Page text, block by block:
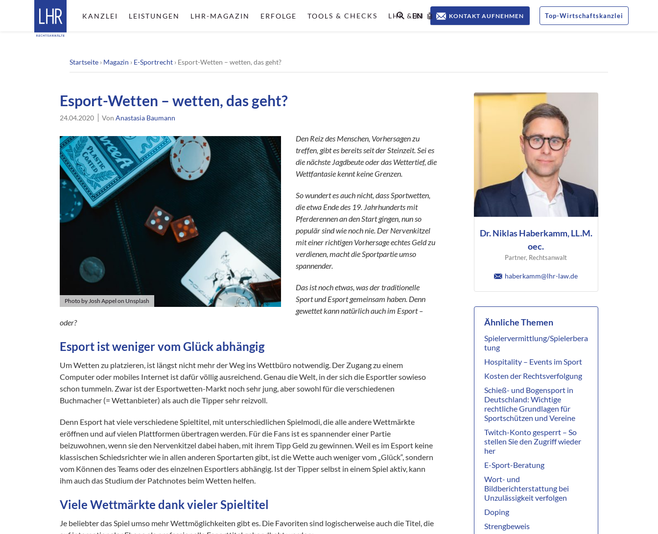
Top-Wirtschaftskanzlei
KONTAKT AUFNEHMEN
KANZLEI LEISTUNGEN LHR-MAGAZIN ERFOLGE TOOLS & CHECKS LHR & KI 🤖
EN
Startseite › Magazin › E-Sportrecht › Esport-Wetten – wetten, das geht?
Esport-Wetten – wetten, das geht?
24.04.2020 VonAnastasia Baumann
Photo by Josh Appel on Unsplash
Den Reiz des Menschen, Vorhersagen zu
treffen, gibt es bereits seit der Steinzeit. Sei es
die nächste Jagdbeute oder das Wettertief, die
Wettfantasie kennt keine Grenzen.
So wundert es auch nicht, dass Sportwetten,
die etwa Ende des 19. Jahrhunderts mit
Pferderennen an den Start gingen, nun so
populär sind wie noch nie. Der Nervenkitzel
mit einer richtigen Vorhersage echtes Geld zu
verdienen, macht die Sportpartie umso
spannender.
Das ist noch etwas, was der traditionelle
Sport und Esport gemeinsam haben. Denn
gewettet kann natürlich auch im Esport –
oder?
Esport ist weniger vom Glück abhängig
Um Wetten zu platzieren, ist längst nicht mehr der Weg ins Wettbüro notwendig. Der Zugang zu einem
Computer oder mobiles Internet ist dafür völlig ausreichend. Genau die Welt, in der sich die Esportler sowieso
schon tummeln. Zwar ist der Esportwetten-Markt noch sehr jung, aber sowohl für die verschiedenen
Buchmacher (= Wettanbieter) als auch die Tipper sehr reizvoll.
Denn Esport hat viele verschiedene Spieltitel, mit unterschiedlichen Spielmodi, die alle andere Wettmärkte
eröffnen und auf vielen Plattformen übertragen werden. Für die Fans ist es spannender einer Partie
beizuwohnen, wenn sie den Nervenkitzel dabei haben, mit ihrem Tipp Geld zu gewinnen. Weil es im Esport keine
klassischen Schiedsrichter wie in allen anderen Sportarten gibt, ist die Wette auch weniger vom „Glück“, sondern
vom Können des Teams oder des einzelnen Esportlers abhängig. Ist der Tipper selbst in einem Spiel aktiv, kann
ihm auch das Studium der Patchnotes beim Wetten helfen.
Viele Wettmärkte dank vieler Spieltitel
Je beliebter das Spiel umso mehr Wettmöglichkeiten gibt es. Die Favoriten sind logischerweise auch die Titel, die
Dr. Niklas Haberkamm, LL.M.
oec.
Partner, Rechtsanwalt
haberkamm@lhr-law.de
Ähnliche Themen
Spielervermittlung/Spielerbera
tung
Hospitality – Events im Sport
Kosten der Rechtsverfolgung
Schieß- und Bogensport in
Deutschland: Wichtige
rechtliche Grundlagen für
Sportschützen und Vereine
Twitch-Konto gesperrt – So
stellen Sie den Zugriff wieder
her
E-Sport-Beratung
Wort- und
Bildberichterstattung bei
Unzulässigkeit verfolgen
Doping
Strengbeweis